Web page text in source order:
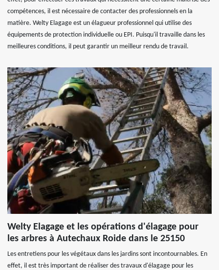
compétences, il est nécessaire de contacter des professionnels en la
matière. Welty Elagage est un élagueur professionnel qui utilise des
équipements de protection individuelle ou EPI. Puisqu'il travaille dans les
meilleures conditions, il peut garantir un meilleur rendu de travail.
Welty Elagage et les opérations d'élagage pour
les arbres à Autechaux Roide dans le 25150
Les entretiens pour les végétaux dans les jardins sont incontournables. En
effet, il est très important de réaliser des travaux d'élagage pour les